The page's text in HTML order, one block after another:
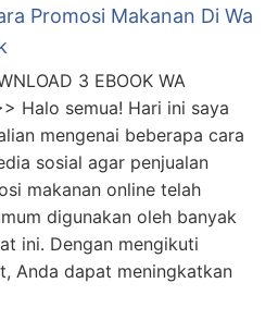
Promosi Makanan Di Wa
3 EBOOK WA
Halo semua! Hari ini saya
mengenai beberapa cara
sosial agar penjualan
makanan online telah
digunakan oleh banyak
ini. Dengan mengikuti
Anda dapat meningkatkan